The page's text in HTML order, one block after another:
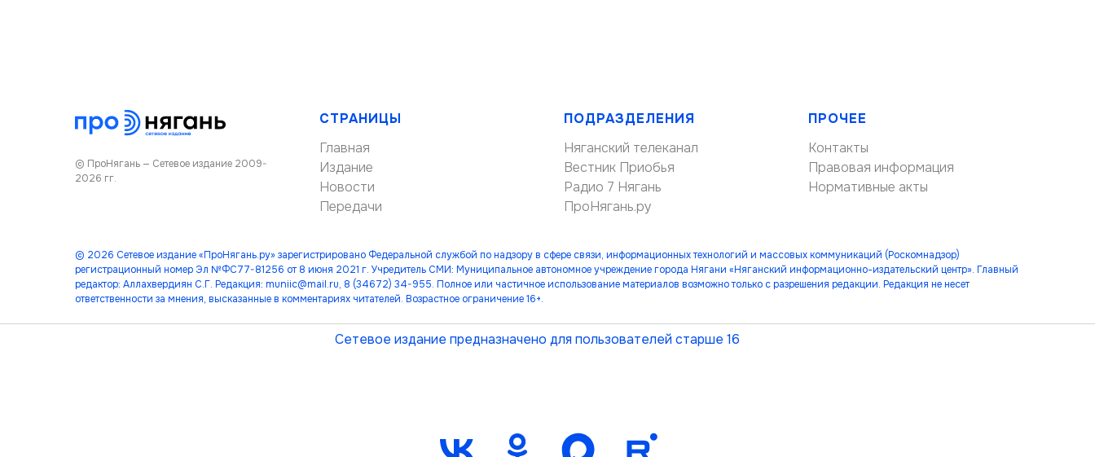
© ПроНягань — Сетевое издание 2009-
2026 гг.
СТРАНИЦЫ
Главная
Издание
Новости
Передачи
ПОДРАЗДЕЛЕНИЯ
Няганский телеканал
Вестник Приобья
Радио 7 Нягань
ПроНягань.ру
ПРОЧЕЕ
Контакты
Правовая информация
Нормативные акты
© 2026 Сетевое издание «ПроНягань.ру» зарегистрировано Федеральной службой по надзору в сфере связи, информационных технологий и массовых коммуникаций (Роскомнадзор)
регистрационный номер Эл №ФС77-81256 от 8 июня 2021 г. Учредитель СМИ: Муниципальное автономное учреждение города Нягани «Няганский информационно-издательский центр». Главный
редактор: Аллахвердиян С.Г. Редакция: muniic@mail.ru, 8 (34672) 34-955. Полное или частичное использование материалов возможно только с разрешения редакции. Редакция не несет
ответственности за мнения, высказанные в комментариях читателей. Возрастное ограничение 16+.
Сетевое издание предназначено для пользователей старше 16